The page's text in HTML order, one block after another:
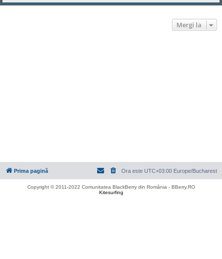
Mergi la
Prima pagină Ora este UTC+03:00 Europe/Bucharest
Copyright © 2011-2022 Comunitatea BlackBerry din România - BBerry.RO
Kitesurfing